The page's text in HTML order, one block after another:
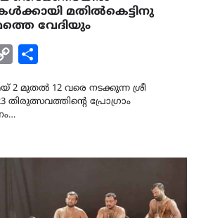
മതിൽകെട്ടിനു
വേദിയും
Copy
2 മുതൽ 12 വരെ നടക്കുന്ന ശ്രീ
തിരുത്സവത്തിന്‍റെ പ്രോഗ്രാം